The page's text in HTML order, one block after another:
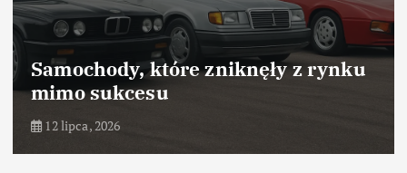
Samochody, które odniosły sukces
dzięki marketingowi
10 lipca, 2026